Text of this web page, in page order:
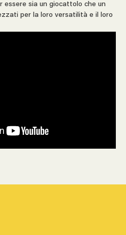
essere sia un giocattolo che un
per la loro versatilità e il loro